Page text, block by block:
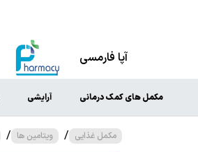
آپا فارمسی
مکمل های کمک درمانی آرایشی
مکمل غذایی / ویتامین ها /